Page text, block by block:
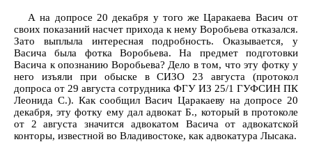
А на допросе 20 декабря у того же Царакаева Васич от
своих показаний насчет прихода к нему Воробьева отказался.
Зато выплыла интересная подробность. Оказывается, у
Васича была фотка Воробьева. На предмет подготовки
Васича к опознанию Воробьева? Дело в том, что эту фотку у
него изъяли при обыске в СИЗО 23 августа (протокол
допроса от 29 августа сотрудника ФГУ ИЗ 25/1 ГУФСИН ПК
Леонида С.). Как сообщил Васич Царакаеву на допросе 20
декабря, эту фотку ему дал адвокат Б., который в протоколе
от 2 августа значится адвокатом Васича от адвокатской
конторы, известной во Владивостоке, как адвокатура Лысака.